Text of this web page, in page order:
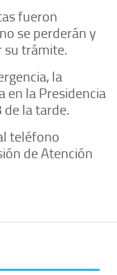
fueron
se perderán y
trámite.
la
en la Presidencia
de la tarde.
teléfono
de Atención